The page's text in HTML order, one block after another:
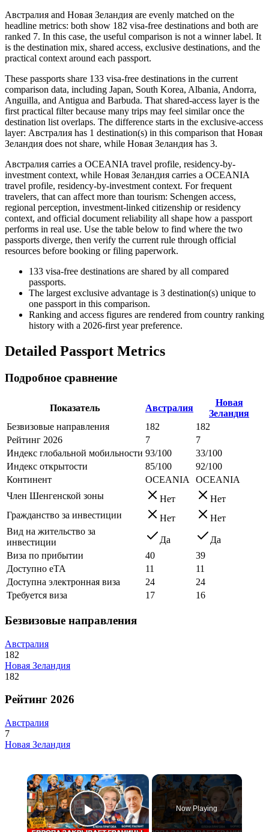
Австралия and Новая Зеландия are evenly matched on the
headline metrics: both show 182 visa-free destinations and both are
ranked 7. In this case, the useful comparison is not a winner label. It
is the destination mix, shared access, exclusive destinations, and the
practical context around each passport.
These passports share 133 visa-free destinations in the current
comparison data, including Japan, South Korea, Albania, Andorra,
Anguilla, and Antigua and Barbuda. That shared-access layer is the
first practical filter because many trips may feel similar once the
destination list overlaps. The difference starts in the exclusive-access
layer: Австралия has 1 destination(s) in this comparison that Новая
Зеландия does not share, while Новая Зеландия has 3.
Австралия carries a OCEANIA travel profile, residency-by-
investment context, while Новая Зеландия carries a OCEANIA
travel profile, residency-by-investment context. For frequent
travelers, that can affect more than tourism: Schengen access,
regional perception, investment-linked citizenship or residency
context, and official document reliability all shape how a passport
performs in real use. Use the table below to find where the two
passports diverge, then verify the current rule through official
resources before booking or filing paperwork.
133 visa-free destinations are shared by all compared
passports.
The largest exclusive advantage is 3 destination(s) unique to
one passport in this comparison.
Ranking and access figures are rendered from country ranking
history with a 2026-first year preference.
Detailed Passport Metrics
Подробное сравнение
Показатель Австралия
Новая
Зеландия
Безвизовые направления
182
182
Рейтинг 2026
7
7
Индекс глобальной мобильности 93/100
33/100
Индекс открытости
85/100
92/100
Континент
OCEANIA
OCEANIA
Член Шенгенской зоны
Нет
Нет
Гражданство за инвестиции
Нет
Нет
Вид на жительство за
инвестиции
Да
Да
Виза по прибытии
40
39
Доступно eTA
11
11
Доступна электронная виза
24
24
Требуется виза
17 16
Безвизовые направления
Австралия
182
Новая Зеландия
182
Рейтинг 2026
Австралия
7
Новая Зеландия
×
Play Video
Now Playing